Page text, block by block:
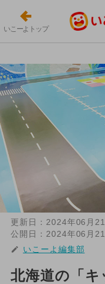
いこーよトップ
更新日： 2024年06月21
公開日： 2024年06月21
いこーよ編集部
北海道の「